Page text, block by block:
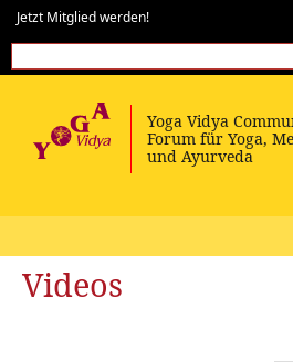
Jetzt Mitglied werden!
Videos